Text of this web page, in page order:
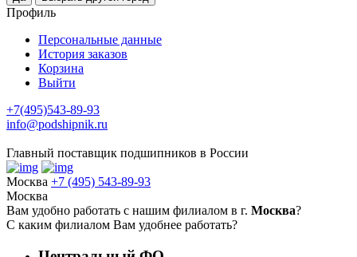
Профиль
Персональные данные
История заказов
Корзина
Выйти
+7(495)543-89-93
info@podshipnik.ru
Главный поставщик подшипников в России
Москва +7 (495) 543-89-93
Москва
Вам удобно работать с нашим филиалом в г. Москва?
С каким филиалом Вам удобнее работать?